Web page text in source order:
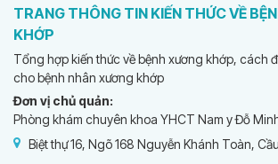
TRANG THÔNG TIN KIẾN THỨC VỀ
KHỚP
Tổng hợp kiến thức về bệnh xương khớp, cách
cho bệnh nhân xương khớp
Đơn vị chủ quản:
Phòng khám chuyên khoa YHCT Nam y Đỗ
Biệt thự 16, Ngõ 168 Nguyễn Khánh Toàn,